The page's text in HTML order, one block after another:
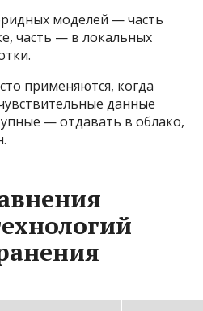
моделей — часть
часть — в локальных
применяются, когда
данные
— отдавать в облако,